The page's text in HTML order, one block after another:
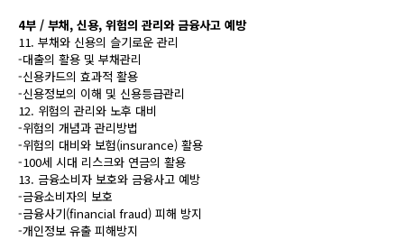
4부 / 부채, 신용, 위험의 관리와 금융사고 예방
11. 부채와 신용의 슬기로운 관리
-대출의 활용 및 부채관리
-신용카드의 효과적 활용
-신용정보의 이해 및 신용등급관리
12. 위험의 관리와 노후 대비
-위험의 개념과 관리방법
-위험의 대비와 보험(insurance) 활용
-100세 시대 리스크와 연금의 활용
13. 금융소비자 보호와 금융사고 예방
-금융소비자의 보호
-금융사기(financial fraud) 피해 방지
-개인정보 유출 피해방지